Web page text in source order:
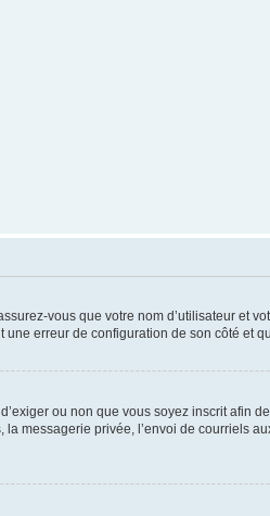
vous que votre nom d’utilisateur et
erreur de configuration de son côté et
ou non que vous soyez inscrit
messagerie privée, l’envoi de courriels